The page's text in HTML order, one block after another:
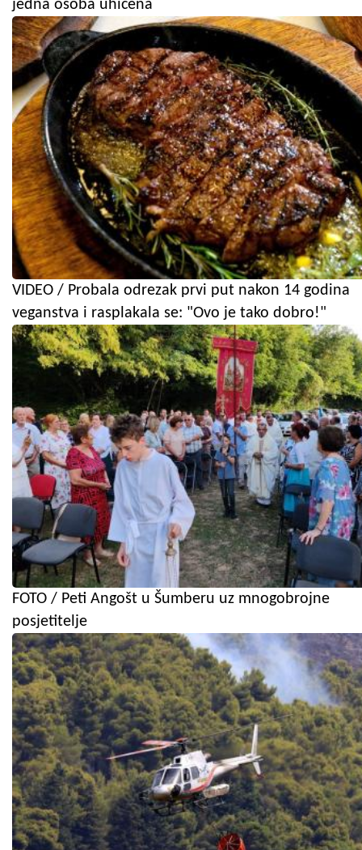
jedna osoba uhićena
VIDEO / Probala odrezak prvi put nakon 14 godina
veganstva i rasplakala se: "Ovo je tako dobro!"
FOTO / Peti Angošt u Šumberu uz mnogobrojne
posjetitelje